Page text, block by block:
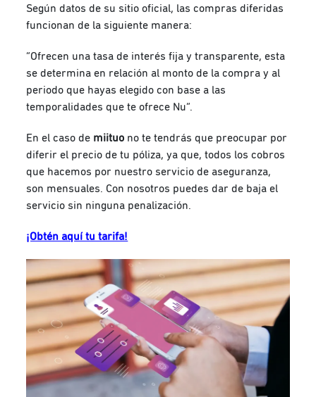
Según datos de su sitio oficial, las compras diferidas
funcionan de la siguiente manera:
“Ofrecen una tasa de interés fija y transparente, esta
se determina en relación al monto de la compra y al
periodo que hayas elegido con base a las
temporalidades que te ofrece Nu”.
En el caso de miituo no te tendrás que preocupar por
diferir el precio de tu póliza, ya que, todos los cobros
que hacemos por nuestro servicio de aseguranza,
son mensuales. Con nosotros puedes dar de baja el
servicio sin ninguna penalización.
¡Obtén aquí tu tarifa!